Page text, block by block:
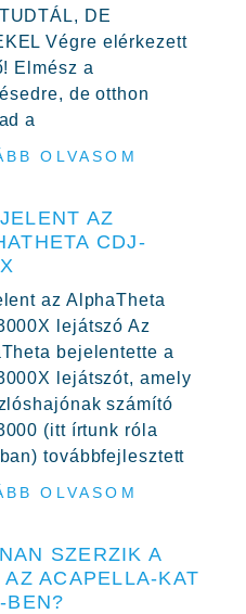
DE
Végre elérkezett
Elmész a
de otthon
a
OLVASOM
AZ
CDJ-
az AlphaTheta
lejátszó Az
bejelentette a
lejátszót, amely
számító
(itt írtunk róla
továbbfejlesztett
OLVASOM
SZERZIK A
AZ ACAPELLA-KAT
BEN?